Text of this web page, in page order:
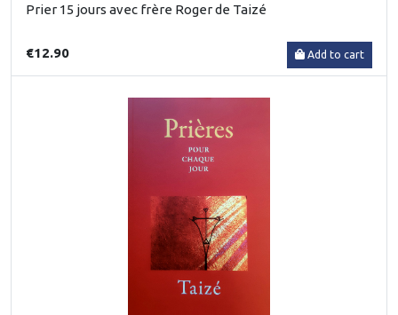
Prier 15 jours avec frère Roger de Taizé
€12.90 Add to cart